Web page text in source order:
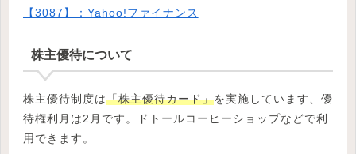
【3087】：Yahoo!ファイナンス
株主優待について
株主優待制度は「株主優待カード」を実施しています、優
待権利月は2月です。ドトールコーヒーショップなどで利
用できます。